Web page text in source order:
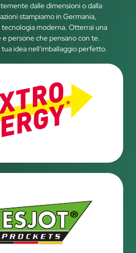
dalle dimensioni o dalla
stampiamo in Germania,
moderna. Otterrai una
persone che pensano con te.
idea nell'imballaggio perfetto.